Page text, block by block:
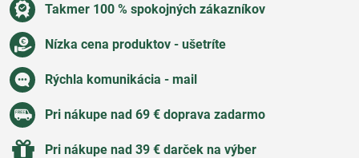
Takmer 100 % spokojných zákazníkov
Nízka cena produktov - ušetríte
Rýchla komunikácia - mail
Pri nákupe nad 69 € doprava zadarmo
Pri nákupe nad 39 € darček na výber